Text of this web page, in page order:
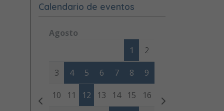
Calendario de eventos
Agosto
Miércoles Jueves
1 2
3 4 5 6 7 8 9
10 11 12 13 14 15 16